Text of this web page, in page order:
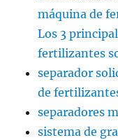
máquina de
Los 3
fertilizantes
separador
de
separadores
sistema de